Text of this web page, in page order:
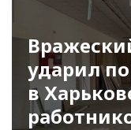
ударил
в